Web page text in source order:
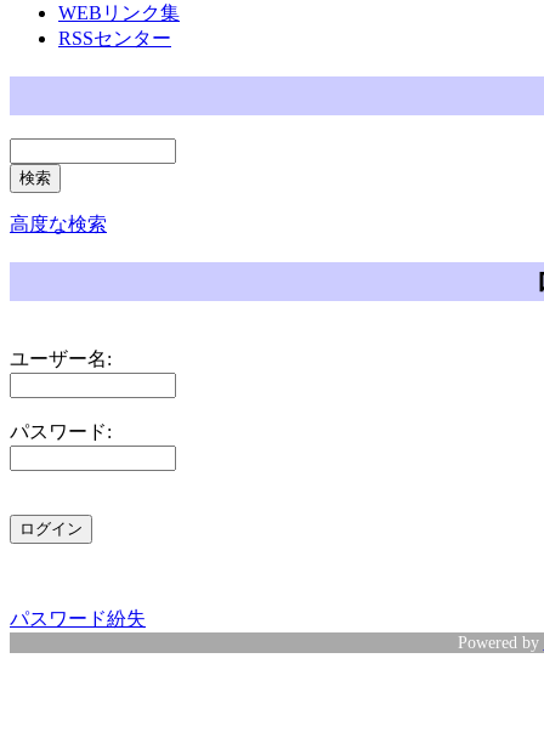
WEBリンク集
RSSセンター
高度な検索
ユーザー名:
パスワード:
パスワード紛失
Powered by